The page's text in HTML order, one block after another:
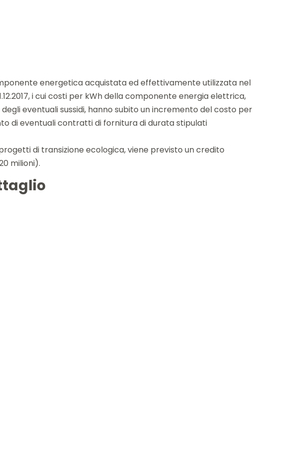
energetica acquistata ed effettivamente utilizzata nel
i cui costi per kWh della componente energia elettrica,
eventuali sussidi, hanno subito un incremento del costo per
di eventuali contratti di fornitura di durata stipulati
di transizione ecologica, viene previsto un credito
milioni).